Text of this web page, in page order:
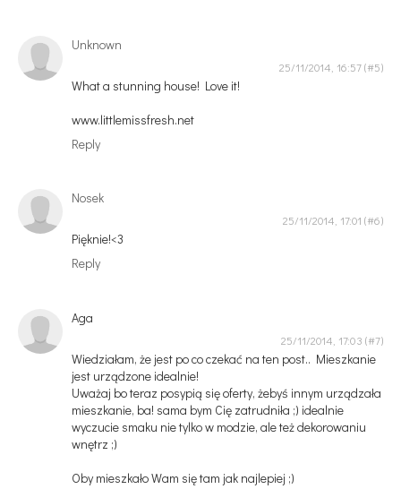
Unknown
25/11/2014, 16:57
What a stunning house! Love it!
www.littlemissfresh.net
Reply
Nosek
25/11/2014, 17:01
Pięknie!<3
Reply
Aga
25/11/2014, 17:03
Wiedziałam, że jest po co czekać na ten post.. Mieszkanie
jest urządzone idealnie!
Uważaj bo teraz posypią się oferty, żebyś innym urządzała
mieszkanie, ba! sama bym Cię zatrudniła ;) idealnie
wyczucie smaku nie tylko w modzie, ale też dekorowaniu
wnętrz ;)
Oby mieszkało Wam się tam jak najlepiej ;)